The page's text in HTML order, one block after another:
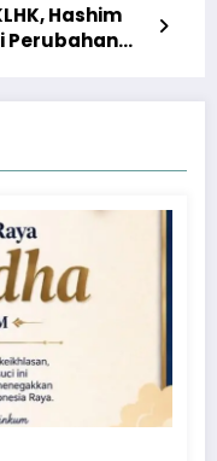
Hashim
Perubahan